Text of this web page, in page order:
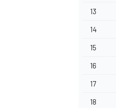
13
14
15
16
17
18